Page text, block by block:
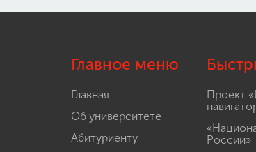
Главное меню
Главная
Об университете
Абитуриенту
Проект
России»